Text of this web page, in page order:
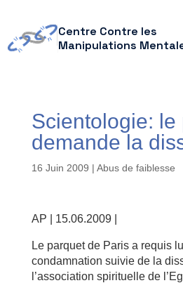
Centre Contre les
Manipulations
Scientologie: le
demande la
16 Juin 2009 | Abus de faiblesse
AP | 15.06.2009 |
Le parquet de Paris a requis
condamnation suivie de la
l’association spirituelle de